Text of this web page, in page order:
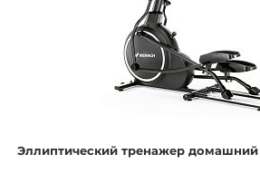
Эллиптический тренажер домашний